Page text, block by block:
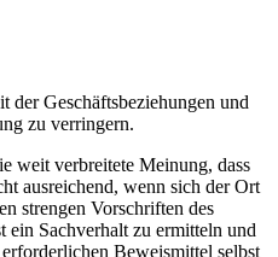
der Geschäftsbeziehungen und
zu verringern.
weit verbreitete Meinung, dass
ausreichend, wenn sich der Ort
strengen Vorschriften des
ein Sachverhalt zu ermitteln und
Beweismittel selbst